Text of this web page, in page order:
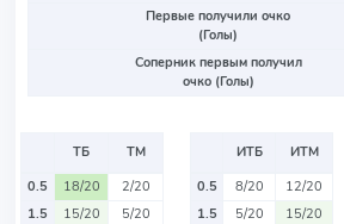
Первые получили очко
(Голы)
Соперник первым получил
очко (Голы)
ТБ
ТМ
0.5
18/20
2/20
1.5
15/20
5/20
ИТБ
ИТМ
0.5
8/20
12/20
1.5
5/20
15/20